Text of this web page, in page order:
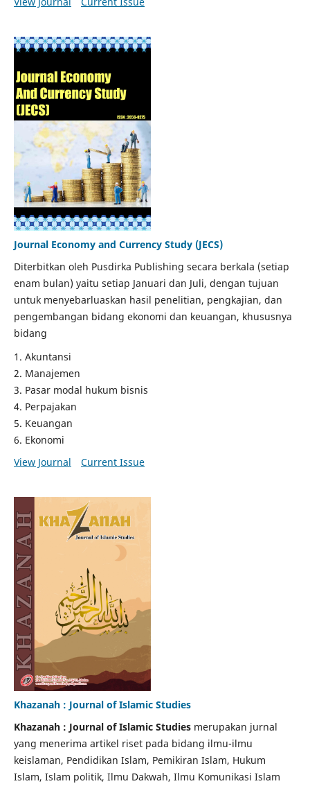
Journal Economy and Currency Study (JECS)
Diterbitkan oleh Pusdirka Publishing secara berkala (setiap
enam bulan) yaitu setiap Januari dan Juli, dengan tujuan
untuk menyebarluaskan hasil penelitian, pengkajian, dan
pengembangan bidang ekonomi dan keuangan, khususnya
bidang
1. Akuntansi
2. Manajemen
3. Pasar modal hukum bisnis
4. Perpajakan
5. Keuangan
6. Ekonomi
View Journal
Current Issue
Khazanah : Journal of Islamic Studies
Khazanah : Journal of Islamic Studies merupakan jurnal
yang menerima artikel riset pada bidang ilmu-ilmu
keislaman, Pendidikan Islam, Pemikiran Islam, Hukum
Islam, Islam politik, Ilmu Dakwah, Ilmu Komunikasi Islam